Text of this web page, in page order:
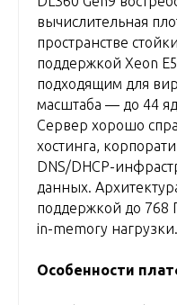
вычислительная
пространстве
поддержкой Xeon
подходящим для
масштаба — до 44
Сервер хорошо
хостинга,
DNS/DHCP-
данных.
поддержкой до 768
in-memory нагрузки.
Особенности